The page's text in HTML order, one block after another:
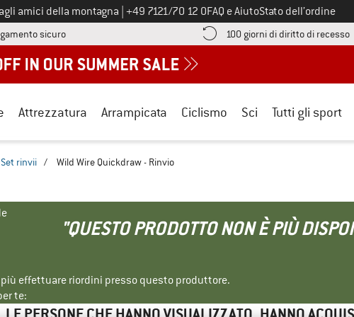
amici della montagna Chiamaci al numero
+49 7121/70 12 0FAQ e AiutoStato dell’ordine
sicuroQui trovi le informazioni di pagamento! Si apre in una casella
100 giorni di diritto di recesso
Attrezzatura Arrampicata Ciclismo Sci Tutti gli sport
Set rinvii / Wild Wire Quickdraw - Rinvio
"QUESTO PRODOTTO NON È PIÙ
effettuare riordini presso questo produttore.
te: